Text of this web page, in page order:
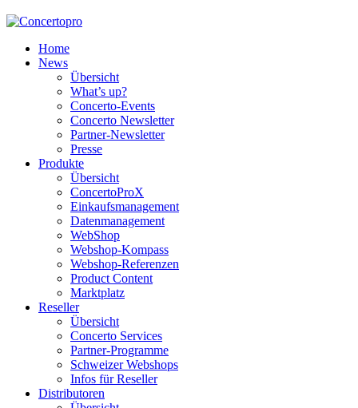
Home
News
Übersicht
What’s up?
Concerto-Events
Concerto Newsletter
Partner-Newsletter
Presse
Produkte
Übersicht
ConcertoProX
Einkaufsmanagement
Datenmanagement
WebShop
Webshop-Kompass
Webshop-Referenzen
Product Content
Marktplatz
Reseller
Übersicht
Concerto Services
Partner-Programme
Schweizer Webshops
Infos für Reseller
Distributoren